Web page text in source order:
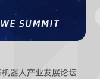
器人产业发展论坛